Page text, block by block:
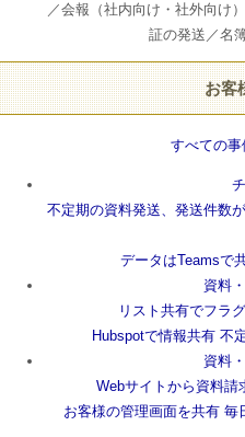
／会報（社内向け・社外向け
証の発送／名
お客
すべての
不定期の資料発送、発送件数
データはTeamsで
資料
リスト共有でフラ
Hubspotで情報共有 不
資料
Webサイトから資料請
お客様の管理画面を共有 毎